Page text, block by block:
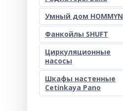
Умный дом HOMMYN
Фанкойлы SHUFT
Циркуляционные
насосы
Шкафы настенные
Cetinkaya Pano